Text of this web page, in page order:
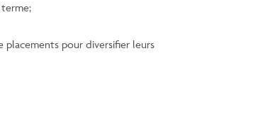
placements pour diversifier leurs